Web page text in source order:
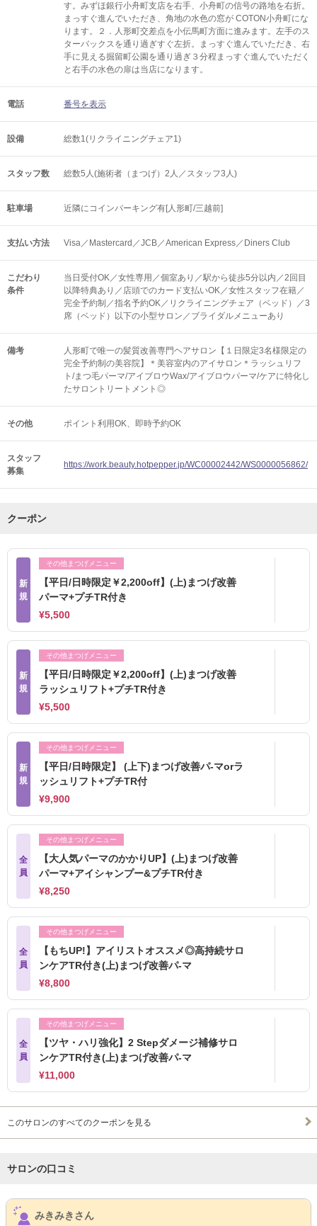
す。みずほ銀行小舟町支店を右手、小舟町の信号の路地を右折。
まっすぐ進んでいただき、角地の水色の窓が COTON小舟町にな
ります。２．人形町交差点を小伝馬町方面に進みます。左手のス
ターバックスを通り過ぎすぐ左折。まっすぐ進んでいただき、右
手に見える掘留町公園を通り過ぎ３分程まっすぐ進んでいただく
と右手の水色の扉は当店になります。
電話 番号を表示
設備 総数1(リクライニングチェア1)
スタッフ数 総数5人(施術者（まつげ）2人／スタッフ3人)
駐車場 近隣にコインパーキング有[人形町/三越前]
支払い方法 Visa／Mastercard／JCB／American Express／Diners Club
こだわり
条件
当日受付OK／女性専用／個室あり／駅から徒歩5分以内／2回目
以降特典あり／店頭でのカード支払いOK／女性スタッフ在籍／
完全予約制／指名予約OK／リクライニングチェア（ベッド）／3
席（ベッド）以下の小型サロン／ブライダルメニューあり
備考
人形町で唯一の髪質改善専門ヘアサロン【１日限定3名様限定の
完全予約制の美容院】＊美容室内のアイサロン＊ラッシュリフ
ト/まつ毛パーマ/アイブロウWax/アイブロウパーマ/ケアに特化し
たサロントリートメント◎
その他 ポイント利用OK 即時予約OK
スタッフ
募集
https://work.beauty.hotpepper.jp/WC00002442/WS0000056862/
クーポン
新
規
その他まつげメニュー
【平日/日時限定￥2,200off】(上)まつげ改善
パーマ+プチTR付き
¥5,500
新
規
その他まつげメニュー
【平日/日時限定￥2,200off】(上)まつげ改善
ラッシュリフト+プチTR付き
¥5,500
新
規
その他まつげメニュー
【平日/日時限定】 (上下)まつげ改善パ-マorラ
ッシュリフト+プチTR付
¥9,900
全
員
その他まつげメニュー
【大人気パーマのかかりUP】(上)まつげ改善
パーマ+アイシャンプー&プチTR付き
¥8,250
全
員
その他まつげメニュー
【もちUP!】アイリストオススメ◎高持続サロ
ンケアTR付き(上)まつげ改善パ-マ
¥8,800
全
員
その他まつげメニュー
【ツヤ・ハリ強化】2 Stepダメージ補修サロ
ンケアTR付き(上)まつげ改善パ-マ
¥11,000
このサロンのすべてのクーポンを見る
サロンの口コミ
サロンPick Up
みきみきさん